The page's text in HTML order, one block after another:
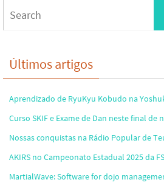
Últimos artigos
Aprendizado de RyuKyu Kobudo na
Curso SKIF e Exame de Dan neste final de
Nossas conquistas na Rádio Popular de
AKIRS no Campeonato Estadual 2025 da
MartialWave: Software for dojo